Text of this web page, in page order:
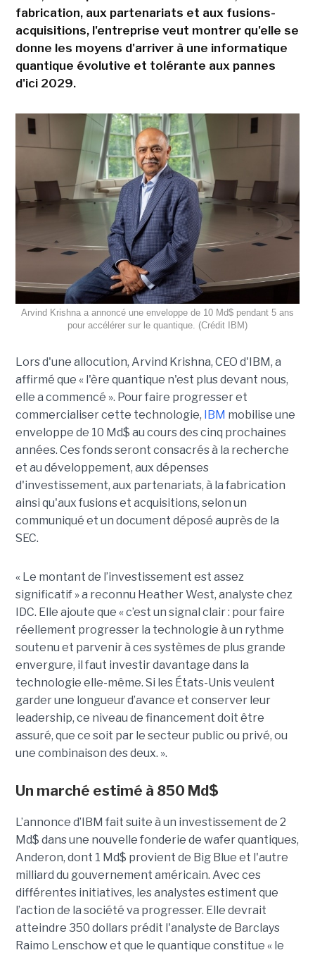
fabrication, aux partenariats et aux fusions-
acquisitions, l'entreprise veut montrer qu'elle se
donne les moyens d'arriver à une informatique
quantique évolutive et tolérante aux pannes
d'ici 2029.
Arvind Krishna a annoncé une enveloppe de 10 Md$ pendant 5 ans
pour accélérer sur le quantique. (Crédit IBM)
Lors d'une allocution, Arvind Krishna, CEO d'IBM, a
affirmé que « l'ère quantique n'est plus devant nous,
elle a commencé ». Pour faire progresser et
commercialiser cette technologie, IBM mobilise une
enveloppe de 10 Md$ au cours des cinq prochaines
années. Ces fonds seront consacrés à la recherche
et au développement, aux dépenses
d'investissement, aux partenariats, à la fabrication
ainsi qu'aux fusions et acquisitions, selon un
communiqué et un document déposé auprès de la
SEC.
« Le montant de l’investissement est assez
significatif » a reconnu Heather West, analyste chez
IDC. Elle ajoute que « c’est un signal clair : pour faire
réellement progresser la technologie à un rythme
soutenu et parvenir à ces systèmes de plus grande
envergure, il faut investir davantage dans la
technologie elle-même. Si les États-Unis veulent
garder une longueur d’avance et conserver leur
leadership, ce niveau de financement doit être
assuré, que ce soit par le secteur public ou privé, ou
une combinaison des deux. ».
Un marché estimé à 850 Md$
L’annonce d’IBM fait suite à un investissement de 2
Md$ dans une nouvelle fonderie de wafer quantiques,
Anderon, dont 1 Md$ provient de Big Blue et l'autre
milliard du gouvernement américain. Avec ces
différentes initiatives, les analystes estiment que
l’action de la société va progresser. Elle devrait
atteindre 350 dollars prédit l'analyste de Barclays
Raimo Lenschow et que le quantique constitue « le